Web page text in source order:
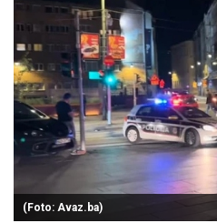
(Foto: Avaz.ba)